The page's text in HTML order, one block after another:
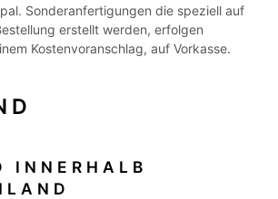
Sonderanfertigungen die speziell auf
erstellt werden, erfolgen
Kostenvoranschlag, auf Vorkasse.
INNERHALB